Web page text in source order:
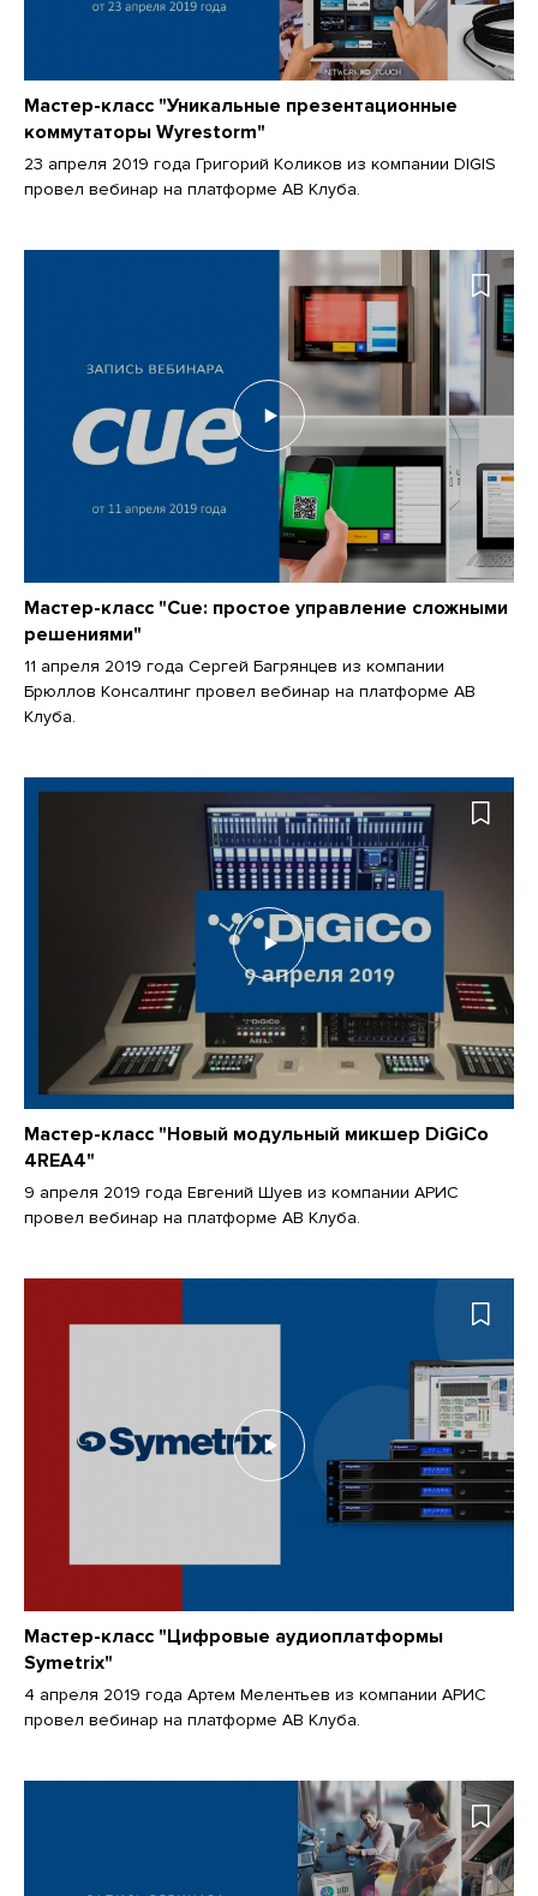
Мастер-класс "Уникальные презентационные
коммутаторы Wyrestorm"
23 апреля 2019 года Григорий Коликов из компании DIGIS
провел вебинар на платформе АВ Клуба.
Мастер-класс "Cue: простое управление сложными
решениями"
11 апреля 2019 года Сергей Багрянцев из компании
Брюллов Консалтинг провел вебинар на платформе АВ
Клуба.
Мастер-класс "Новый модульный микшер DiGiCo
4REA4"
9 апреля 2019 года Евгений Шуев из компании АРИС
провел вебинар на платформе АВ Клуба.
Мастер-класс "Цифровые аудиоплатформы
Symetrix"
4 апреля 2019 года Артем Мелентьев из компании АРИС
провел вебинар на платформе АВ Клуба.